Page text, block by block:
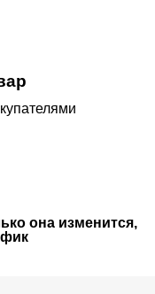
она изменится,